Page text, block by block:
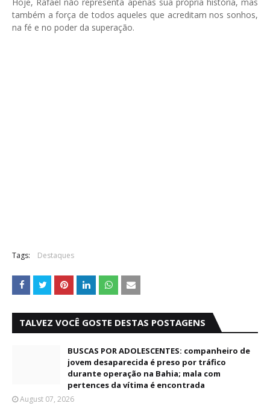
também a força de todos aqueles que acreditam nos sonhos,
na fé e no poder da superação.
Tags: Destaques
TALVEZ VOCÊ GOSTE DESTAS POSTAGENS
BUSCAS POR ADOLESCENTES: companheiro de
jovem desaparecida é preso por tráfico
durante operação na Bahia; mala com
pertences da vítima é encontrada
August 07, 2026